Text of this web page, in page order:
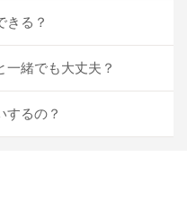
きる？
一緒でも大丈夫？
するの？